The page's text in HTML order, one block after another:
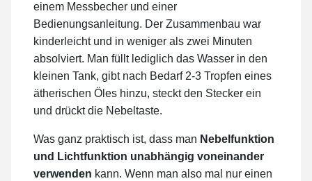
einem Messbecher und einer
Bedienungsanleitung. Der Zusammenbau war
kinderleicht und in weniger als zwei Minuten
absolviert. Man füllt lediglich das Wasser in den
kleinen Tank, gibt nach Bedarf 2-3 Tropfen eines
ätherischen Öles hinzu, steckt den Stecker ein
und drückt die Nebeltaste.
Was ganz praktisch ist, dass man Nebelfunktion
und Lichtfunktion unabhängig voneinander
verwenden kann. Wenn man also mal nur einen